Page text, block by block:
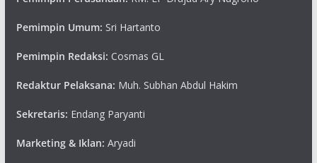
Pemimpin Umum: Sri Hartanto
Pemimpin Redaksi: Cosmas GL
Redaktur Pelaksana: Muh. Subhan Abdul Hakim
Sekretaris: Endang Paryanti
Marketing & Iklan: Aryadi